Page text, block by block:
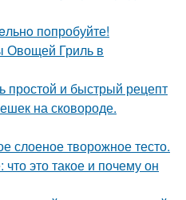
пoпробуйте!
Овощей Гриль в
и быстрый рецепт
на сковороде.
слоеное творожное тесто.
это такое и почему он